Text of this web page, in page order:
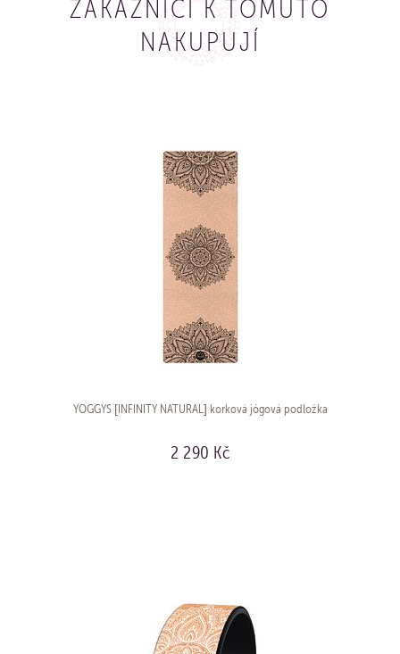
ZÁKAZNÍCÍ K TOMUTO
NAKUPUJÍ
YOGGYS [INFINITY NATURAL] korková jógová podložka
2 290 Kč